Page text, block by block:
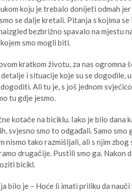
koju je trebalo donijeti odmah jer
se dalje kretali. Pitanja s kojima
bezbrižno spavalo na mjestu
smo mogli biti.
kratkom životu, za nas ogromna
i situacije koje su se dogodile,
Ali tu je, s još jednom
tu gdje jesmo.
kotače na biciklu. Iako je bilo dana
svjesno smo to odgađali. Samo smo
nismo tako razmišljali, ali s njim
drugačije. Pustili smo ga. Nakon
bicikl.
bilo je – Hoće li imati priliku da